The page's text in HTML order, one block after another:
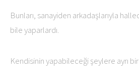
Bunları, sanayiden arkadaşlarıyla
bile yaparlardı.
Kendisinin yapabileceği şeylere ayrı bir